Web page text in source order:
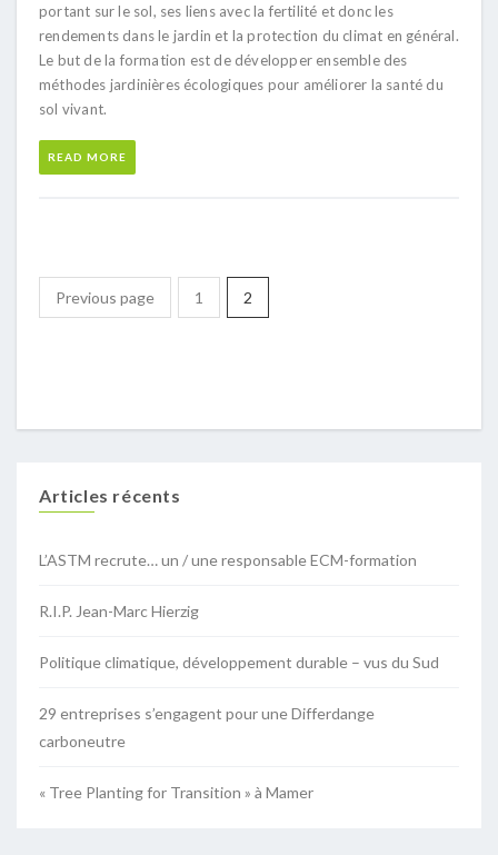
portant sur le sol, ses liens avec la fertilité et donc les
rendements dans le jardin et la protection du climat en général.
Le but de la formation est de développer ensemble des
méthodes jardinières écologiques pour améliorer la santé du
sol vivant.
READ MORE
Previous page 1 2
Articles récents
L’ASTM recrute… un / une responsable ECM-formation
R.I.P. Jean-Marc Hierzig
Politique climatique, développement durable – vus du Sud
29 entreprises s’engagent pour une Differdange
carboneutre
« Tree Planting for Transition » à Mamer